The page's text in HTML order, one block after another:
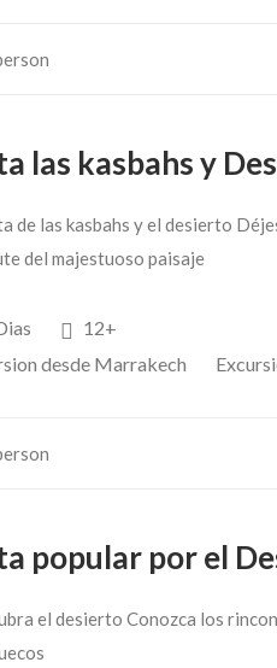
las kasbahs y
de las kasbahs y el desierto
del majestuoso paisaje
12+
desde Marrakech
popular por el
el desierto Conozca los